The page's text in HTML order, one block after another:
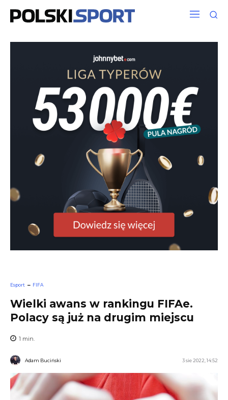
Esport FIFA
Wielki awans w rankingu FIFAe.
Polacy są już na drugim miejscu
1 min.
Adam Buciński 3 sie 2022, 14:52